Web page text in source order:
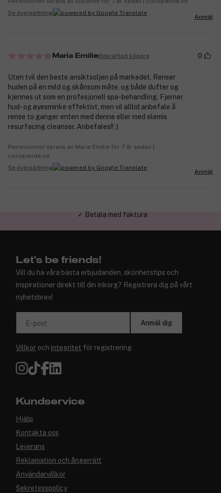
Se översättning
Anmäl
Maria EmilieBekräftad köpare 0
Uten tvil den beste ansiktsoljen på markedet. Renser
huden på en mild og skånsom måte, og både dufter og
kjennes ut som en profesjonell spa-behandling. Fjerner
hud- og øyesminke effektivt, men vil alltid anbefale å
rense to ganger enten med denne eller med elemis
resurfacing cleanser. Anbefales!! :)
Recensionen skrevs av Maria Emilie för 7 år sedan |
cocopanda.no
Se översättning
Anmäl
Let's be friends!
Vill du ha våra bästa erbjudanden, skönhetstips och
inspirationer direkt till din inkorg? Registrera dig på vårt
nyhetsbrev!
E-post Anmäl dig
Villkor och integritet för registrering
Kundservice
Hjälp
Kontakta oss
Leverans
Reklamation och ångerrätt
Användarvillkor
Sekretesspolicy